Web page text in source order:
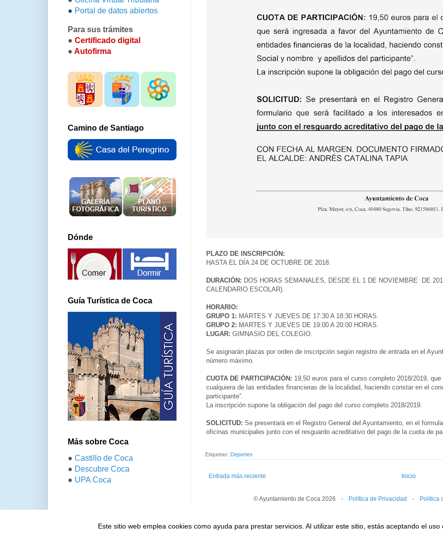
Este sitio web emplea cookies como ayuda para prestar servicios. Al utilizar este sitio, estás aceptando el
PLAZO DE INSCRIPCIÓN:
HASTA EL DÍA 24 DE OCTUBRE DE 2018.
DURACIÓN: DOS HORAS SEMANALES, DESDE EL 1 DE NOVIEMBRE DE
CALENDARIO ESCOLAR).
HORARIO:
GRUPO 1: MARTES Y JUEVES DE 17:30 A 18:30 HORAS.
GRUPO 2: MARTES Y JUEVES DE 19:00 A 20:00 HORAS.
LUGAR: GIMNASIO DEL COLEGIO.
Se asignarán plazas por orden de inscripción según registro de entrada en el
número máximo.
CUOTA DE PARTICIPACIÓN: 19,50 euros para el curso completo 2018/2019,
cualquiera de las entidades financieras de la localidad, haciendo constar en el
participante”.
La inscripción supone la obligación del pago del curso completo 2018/2019.
SOLICITUD: Se presentará en el Registro General del Ayuntamiento, en el
oficinas municipales junto con el resguardo acreditativo del pago de la cuota de
Etiquetas: Deportes
Entrada más reciente Inicio
© Ayuntamiento de Coca 2026 --- Política de Privacidad --- Política
● Portal de datos abiertos
Para sus trámites
● Certificado digital
● Autofirma
Camino de Santiago
Dónde
Guía Turística de Coca
Más sobre Coca
● Castillo de Coca
● Descubre Coca
● UPA Coca